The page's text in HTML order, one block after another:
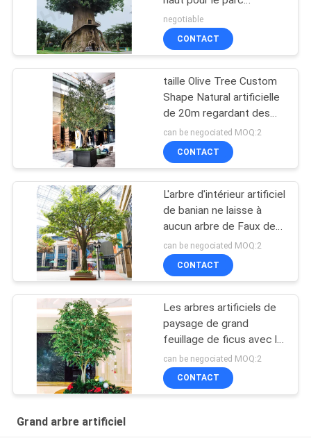
d'attractions Maison
artificielle Arbres de la
vie Des conceptions
negotiable
CONTACT
taille Olive Tree Custom
Shape Natural artificielle
de 20m regardant des
feuilles de Frabric
can be negociated MOQ:2
CONTACT
L'arbre d'intérieur artificiel
de banian ne laisse à
aucun arbre de Faux de
l'eau aucun parasite des
usines
can be negociated MOQ:2
CONTACT
Les arbres artificiels de
paysage de grand
feuillage de ficus avec le
vert luxuriant ne part
d'aucune lumière du soleil
can be negociated MOQ:2
CONTACT
Grand arbre artificiel